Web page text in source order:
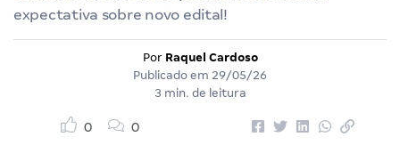
expectativa sobre novo edital!
Por Raquel Cardoso
Publicado em 29/05/26
3 min. de leitura
0 0